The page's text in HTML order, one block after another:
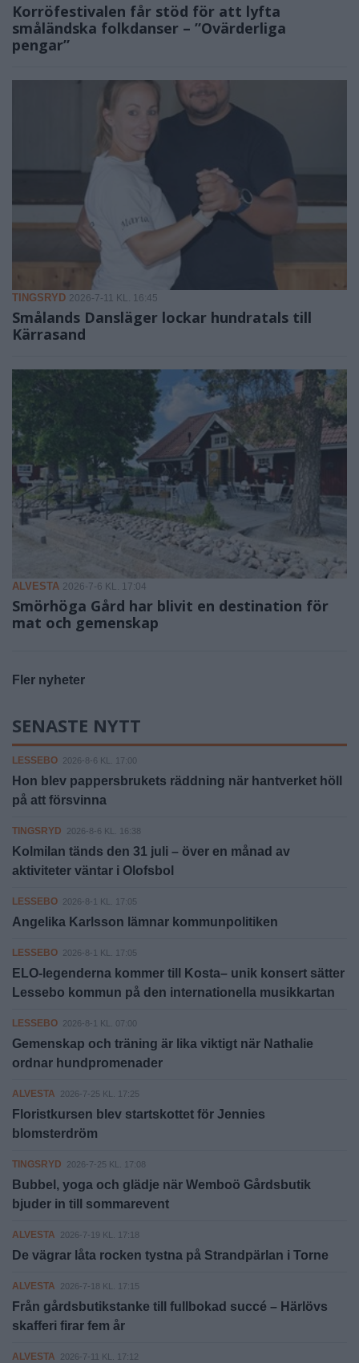
Korröfestivalen får stöd för att lyfta
småländska folkdanser – ”Ovärderliga
pengar”
TINGSRYD 2026-7-11 KL. 16:45
Smålands Dansläger lockar hundratals till
Kärrasand
ALVESTA 2026-7-6 KL. 17:04
Smörhöga Gård har blivit en destination för
mat och gemenskap
Fler nyheter
SENASTE NYTT
LESSEBO 2026-8-6 KL. 17:00
Hon blev pappersbrukets räddning när hantverket höll
på att försvinna
TINGSRYD 2026-8-6 KL. 16:38
Kolmilan tänds den 31 juli – över en månad av
aktiviteter väntar i Olofsbol
LESSEBO 2026-8-1 KL. 17:05
Angelika Karlsson lämnar kommunpolitiken
LESSEBO 2026-8-1 KL. 17:05
ELO-legenderna kommer till Kosta– unik konsert sätter
Lessebo kommun på den internationella musikkartan
LESSEBO 2026-8-1 KL. 07:00
Gemenskap och träning är lika viktigt när Nathalie
ordnar hundpromenader
ALVESTA 2026-7-25 KL. 17:25
Floristkursen blev startskottet för Jennies
blomsterdröm
TINGSRYD 2026-7-25 KL. 17:08
Bubbel, yoga och glädje när Wemboö Gårdsbutik
bjuder in till sommarevent
ALVESTA 2026-7-19 KL. 17:18
De vägrar låta rocken tystna på Strandpärlan i Torne
ALVESTA 2026-7-18 KL. 17:15
Från gårdsbutikstanke till fullbokad succé – Härlövs
skafferi firar fem år
ALVESTA 2026-7-11 KL. 17:12